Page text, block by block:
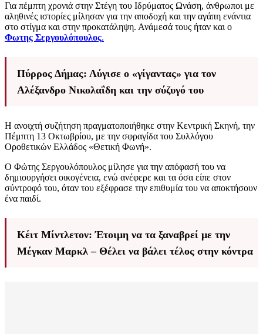
Για πέμπτη χρονιά στην Στέγη του Ιδρύματος Ωνάση, άνθρωποι με
αληθινές ιστορίες μίλησαν για την αποδοχή και την αγάπη ενάντια
στο στίγμα και στην προκατάληψη. Ανάμεσά τους ήταν και ο
Φωτης Σεργουλόπουλος.
Πύρρος Δήμας: Λύγισε ο «γίγαντας» για τον
Αλέξανδρο Νικολαΐδη και την σύζυγό του
Η ανοιχτή συζήτηση πραγματοποιήθηκε στην Κεντρική Σκηνή, την
Πέμπτη 13 Οκτωβρίου, με την σφραγίδα του Συλλόγου
Οροθετικών Ελλάδος «Θετική Φωνή».
Ο Φώτης Σεργουλόπουλος μίλησε για την απόφασή του να
δημιουργήσει οικογένεια, ενώ ανέφερε και τα όσα είπε στον
σύντροφό του, όταν του εξέφρασε την επιθυμία του να αποκτήσουν
ένα παιδί.
Κέιτ Μίντλετον: Έτοιμη να τα ξαναβρεί με την
Μέγκαν Μαρκλ – Θέλει να βάλει τέλος στην κόντρα